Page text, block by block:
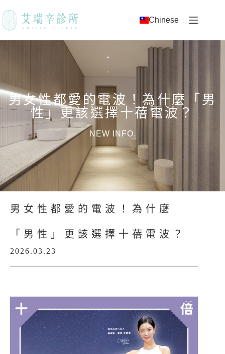
Chinese
男女性都愛的電波！為什麼「男
性」更該選擇十蓓電波？
NEW INFO.
男女性都愛的電波！為什麼
「男性」更該選擇十蓓電波？
2026.03.23